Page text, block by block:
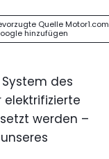
Quelle Motor1.com
hinzufügen
des
elektrifizierte
werden –